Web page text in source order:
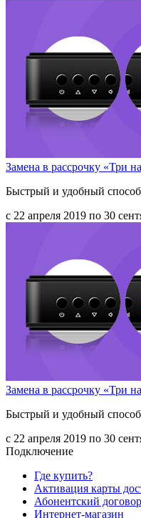
Замена в рассрочку «Три
Быстрый и удобный
с 22 апреля 2019 по 30
Замена в рассрочку «Три
Быстрый и удобный
с 22 апреля 2019 по 30
Подключение
Где купить?
Активация карты
Абонентский договор
Интернет-магазин